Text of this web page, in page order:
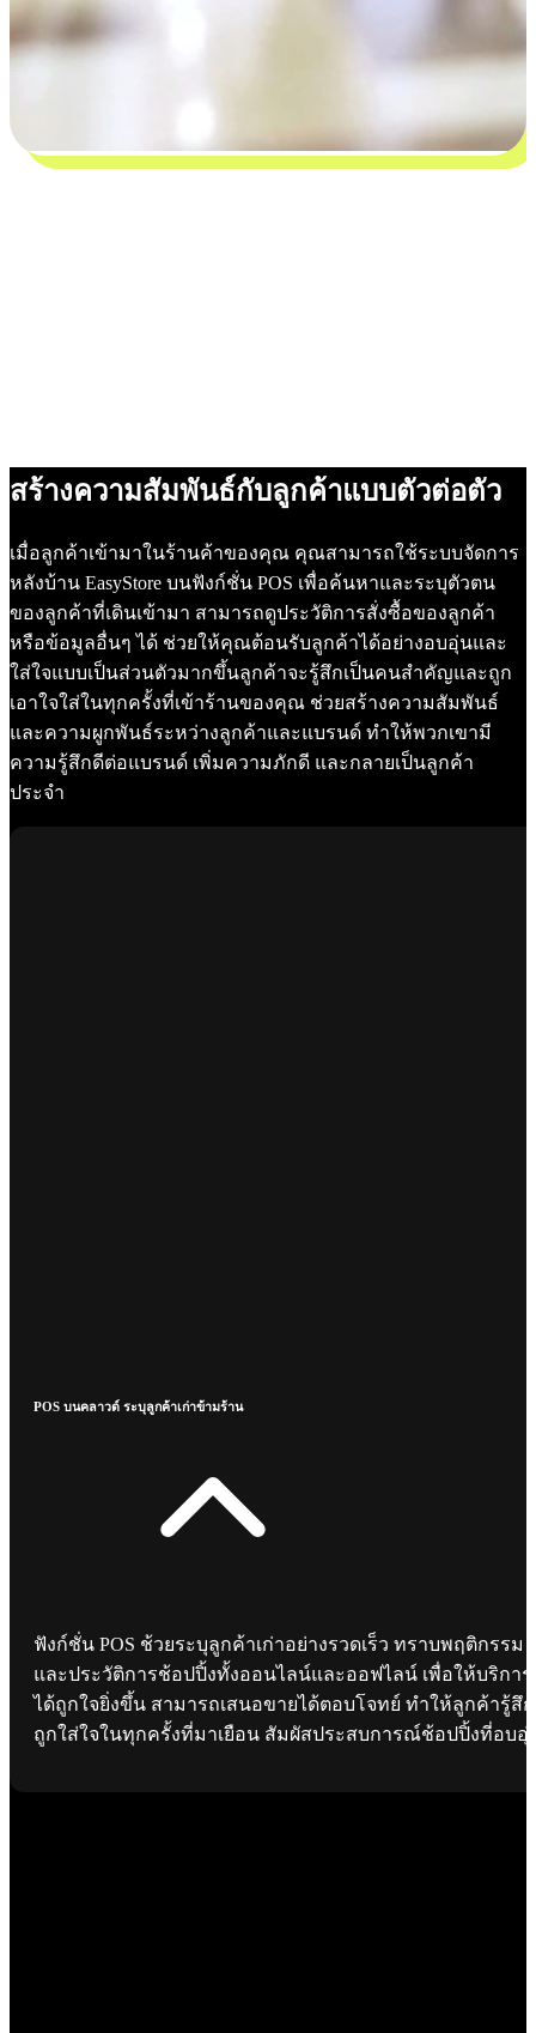
สร้างความสัมพันธ์กับลูกค้าแบบตัวต่อตัว
เมื่อลูกค้าเข้ามาในร้านค้าของคุณ คุณสามารถใช้ระบบจัดการ
หลังบ้าน EasyStore บนฟังก์ชั่น POS เพื่อค้นหาและระบุตัวตน
ของลูกค้าที่เดินเข้ามา สามารถดูประวัติการสั่งซื้อของลูกค้า
หรือข้อมูลอื่นๆ ได้ ช่วยให้คุณต้อนรับลูกค้าได้อย่างอบอุ่นและ
ใส่ใจแบบเป็นส่วนตัวมากขึ้นลูกค้าจะรู้สึกเป็นคนสำคัญและถูก
เอาใจใส่ในทุกครั้งที่เข้าร้านของคุณ ช่วยสร้างความสัมพันธ์
และความผูกพันธ์ระหว่างลูกค้าและแบรนด์ ทำให้พวกเขามี
ความรู้สึกดีต่อแบรนด์ เพิ่มความภักดี และกลายเป็นลูกค้า
ประจำ
POS บนคลาวด์ ระบุลูกค้าเก่าข้ามร้าน
ฟังก์ชั่น POS ช้วยระบุลูกค้าเก่าอย่างรวดเร็ว ทราบพฤติกรรม
และประวัติการช้อปปิ้งทั้งออนไลน์และออฟไลน์ เพื่อให้บริการ
ได้ถูกใจยิ่งขึ้น สามารถเสนอขายได้ตอบโจทย์ ทำให้ลูกค้ารู้สึก
ถูกใส่ใจในทุกครั้งที่มาเยือน สัมผัสประสบการณ์ช้อปปิ้งที่อบอุ่